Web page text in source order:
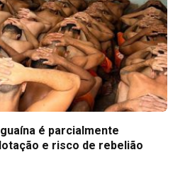
é parcialmente
e risco de rebelião